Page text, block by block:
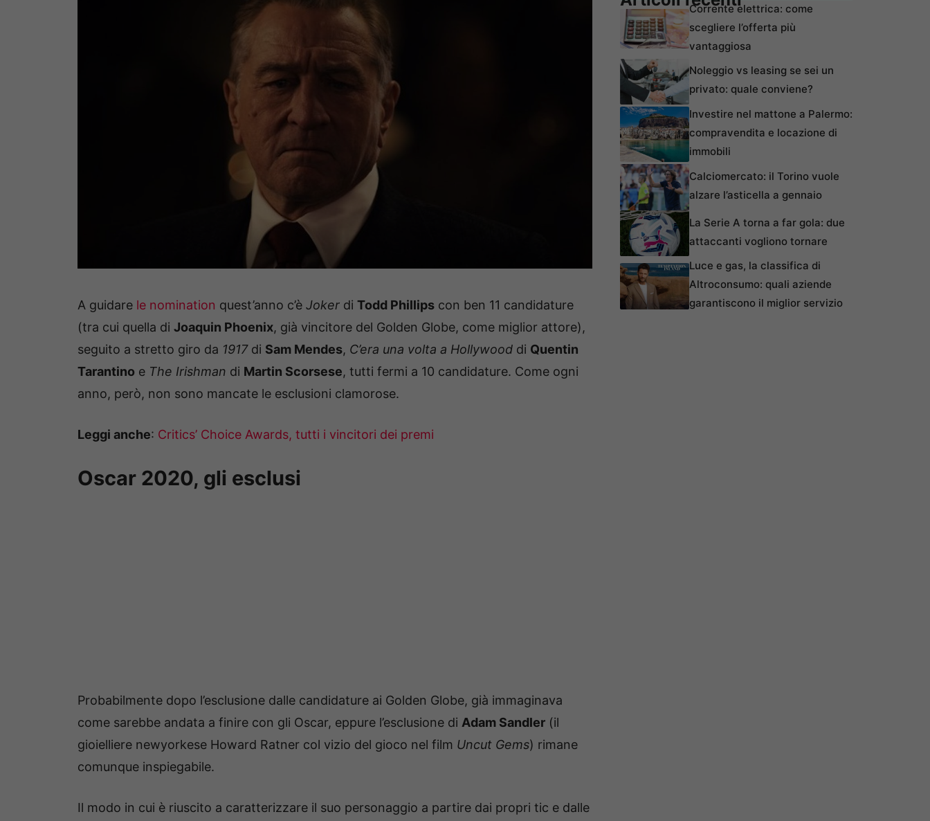
A guidare le nomination quest’anno c’è Joker di Todd Phillips con ben 11 candidature
(tra cui quella di Joaquin Phoenix, già vincitore del Golden Globe, come miglior attore),
seguito a stretto giro da 1917di Sam Mendes, C’era una volta a Hollywood di Quentin
Tarantino e The Irishman di Martin Scorsese, tutti fermi a 10 candidature. Come ogni
anno, però, non sono mancate le esclusioni clamorose.
Leggi anche: Critics’ Choice Awards, tutti i vincitori dei premi
Oscar 2020, gli esclusi
Probabilmente dopo l’esclusione dalle candidature ai Golden Globe, già immaginava
come sarebbe andata a finire con gli Oscar, eppure l’esclusione di Adam Sandler (il
gioielliere newyorkese Howard Ratner col vizio del gioco nel film Uncut Gems) rimane
comunque inspiegabile.
Il modo in cui è riuscito a caratterizzare il suo personaggio a partire dai propri tic e dalle
Corrente elettrica: come
scegliere l’offerta più
vantaggiosa
Noleggio vs leasing se sei un
privato: quale conviene?
Investire nel mattone a Palermo:
compravendita e locazione di
immobili
Calciomercato: il Torino vuole
alzare l’asticella a gennaio
La Serie A torna a far gola: due
attaccanti vogliono tornare
Luce e gas, la classifica di
Altroconsumo: quali aziende
garantiscono il miglior servizio